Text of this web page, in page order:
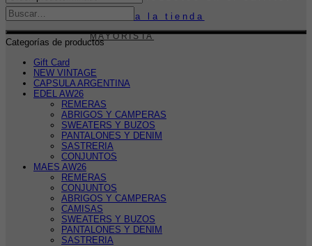
Volver a la tienda
MAYORISTA
Categorías de productos
Gift Card
NEW VINTAGE
CAPSULA ARGENTINA
EDEL AW26
REMERAS
ABRIGOS Y CAMPERAS
SWEATERS Y BUZOS
PANTALONES Y DENIM
SASTRERIA
CONJUNTOS
MAES AW26
REMERAS
CONJUNTOS
ABRIGOS Y CAMPERAS
CAMISAS
SWEATERS Y BUZOS
PANTALONES Y DENIM
SASTRERIA